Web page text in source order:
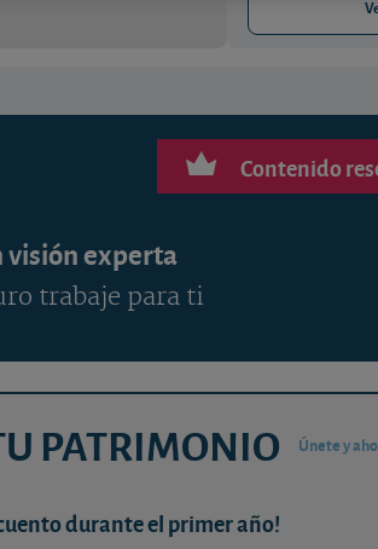
Contenido
visión experta
trabaje para ti
PATRIMONIO Únete y
durante el primer año!